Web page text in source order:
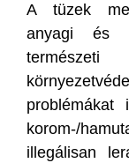
A tüzek
anyagi és
természeti
korom-/
illegálisan